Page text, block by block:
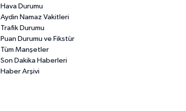
Hava Durumu
Aydin Namaz Vakitleri
Trafik Durumu
Puan Durumu ve Fikstür
Tüm Manşetler
Son Dakika Haberleri
Haber Arşivi